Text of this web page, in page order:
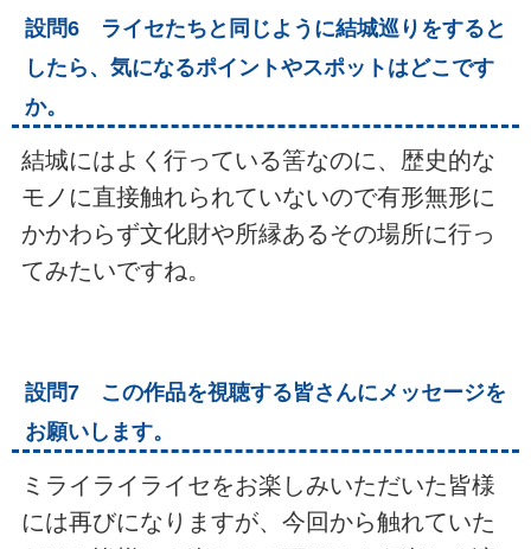
設問6 ライセたちと同じように結城巡りをすると
したら、気になるポイントやスポットはどこです
か。
結城にはよく行っている筈なのに、歴史的な
モノに直接触れられていないので有形無形に
かかわらず文化財や所縁あるその場所に行っ
てみたいですね。
設問7 この作品を視聴する皆さんにメッセージを
お願いします。
ミライライライセをお楽しみいただいた皆様
には再びになりますが、今回から触れていた